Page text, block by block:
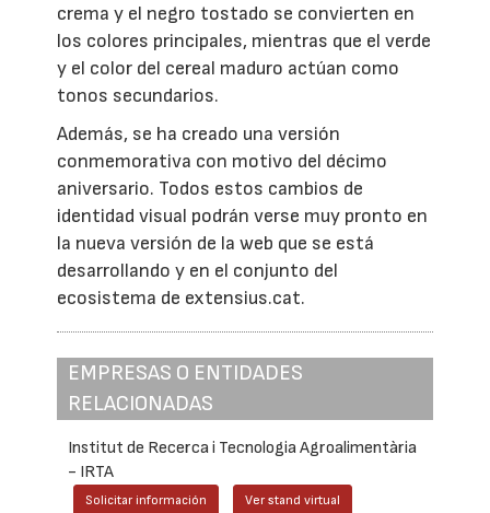
crema y el negro tostado se convierten en
los colores principales, mientras que el verde
y el color del cereal maduro actúan como
tonos secundarios.
Además, se ha creado una versión
conmemorativa con motivo del décimo
aniversario. Todos estos cambios de
identidad visual podrán verse muy pronto en
la nueva versión de la web que se está
desarrollando y en el conjunto del
ecosistema de extensius.cat.
EMPRESAS O ENTIDADES
RELACIONADAS
Institut de Recerca i Tecnologia Agroalimentària
- IRTA
Solicitar información Ver stand virtual